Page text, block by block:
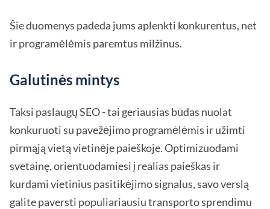
Šie duomenys padeda jums aplenkti konkurentus, net
ir programėlėmis paremtus milžinus.
Galutinės mintys
Taksi paslaugų SEO - tai geriausias būdas nuolat
konkuruoti su pavežėjimo programėlėmis ir užimti
pirmąją vietą vietinėje paieškoje. Optimizuodami
svetainę, orientuodamiesi į realias paieškas ir
kurdami vietinius pasitikėjimo signalus, savo verslą
galite paversti populiariausiu transporto sprendimu